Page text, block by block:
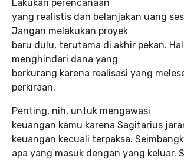
Lakukan perencanaan
yang realistis dan belanjakan uang
Jangan melakukan proyek
baru dulu, terutama di akhir pekan.
menghindari dana yang
berkurang karena realisasi yang
perkiraan.
Penting, nih, untuk mengawasi
keuangan kamu karena Sagitarius
keuangan kecuali terpaksa.
apa yang masuk dengan yang keluar.